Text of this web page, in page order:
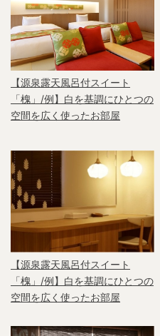
【源泉露天風呂付スイート
「槐」/例】白を基調にひとつの
空間を広く使ったお部屋
【源泉露天風呂付スイート
「槐」/例】白を基調にひとつの
空間を広く使ったお部屋